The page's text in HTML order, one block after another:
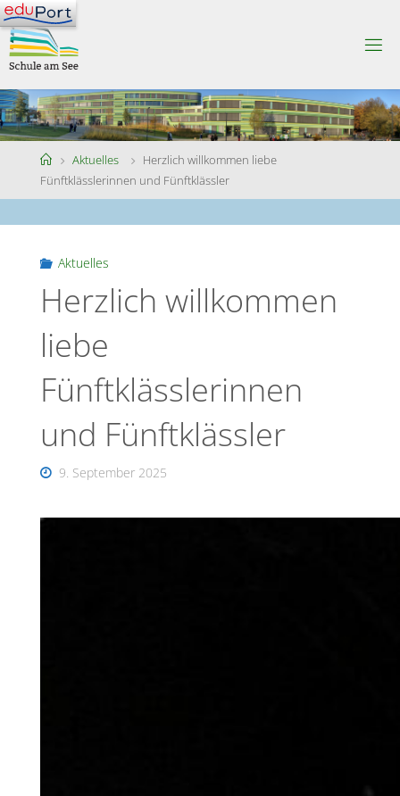
Skip
to
content
CHU
LEA
MS
EE
HomeAktuelles
Herzlich willkommen liebe
Fünftklässlerinnen und Fünftklässler
Aktuelles
Herzlich willkommen
liebe
Fünftklässlerinnen
und Fünftklässler
9. September 2025